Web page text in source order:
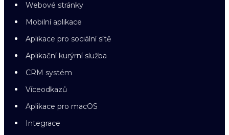
Webové stránky
Mobilní aplikace
Aplikace pro sociální sítě
Aplikační kurýrní služba
CRM systém
Víceodkazů
Aplikace pro macOS
Integrace